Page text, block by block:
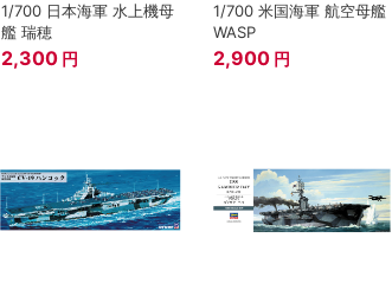
1/700 日本海軍 水上機母
艦 瑞穂
2,300 円
1/700 米国海軍 航空母艦
WASP
2,900 円